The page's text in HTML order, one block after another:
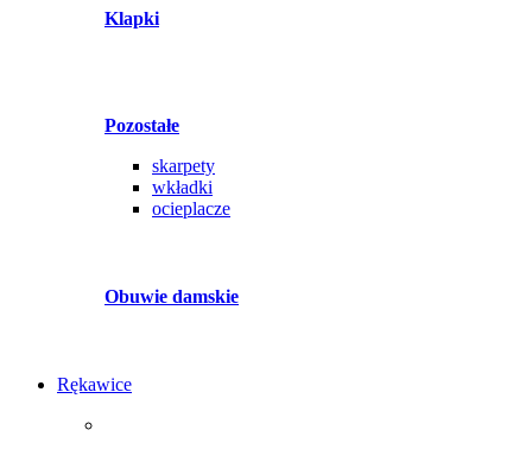
Klapki
Pozostałe
skarpety
wkładki
ocieplacze
Obuwie damskie
Rękawice